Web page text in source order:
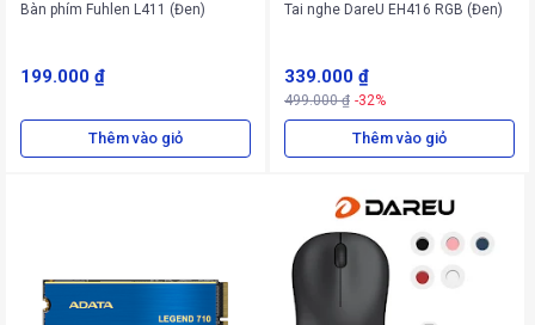
Bàn phím Fuhlen L411 (Đen)
199.000 ₫
Thêm vào giỏ
Tai nghe DareU EH416 RGB (Đen)
339.000 ₫
499.000 ₫ -32%
Thêm vào giỏ